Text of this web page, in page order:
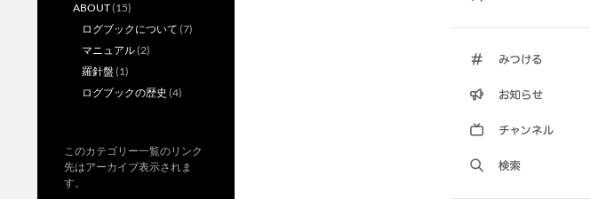
ABOUT(15)
ログブックについて (7)
マニュアル(2)
羅針盤(1)
ログブックの歴史 (4)
このカテゴリー一覧のリンク
先はアーカイブ表示されま
す。